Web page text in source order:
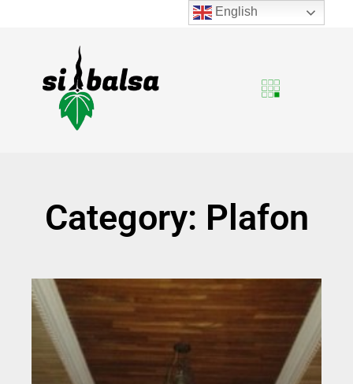
Category: Plafon
English